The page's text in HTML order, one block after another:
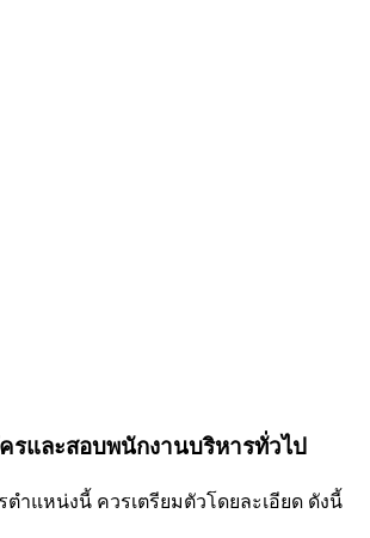
รและสอบพนักงานบริหารทั่วไป
ำแหน่งนี้ ควรเตรียมตัวโดยละเอียด ดังนี้